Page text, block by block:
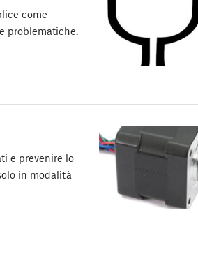
come
problematiche.
e prevenire lo
in modalità